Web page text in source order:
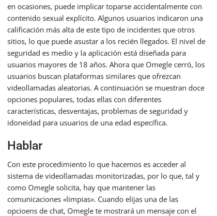
en ocasiones, puede implicar toparse accidentalmente con
contenido sexual explícito. Algunos usuarios indicaron una
calificación más alta de este tipo de incidentes que otros
sitios, lo que puede asustar a los recién llegados. El nivel de
seguridad es medio y la aplicación está diseñada para
usuarios mayores de 18 años. Ahora que Omegle cerró, los
usuarios buscan plataformas similares que ofrezcan
videollamadas aleatorias. A continuación se muestran doce
opciones populares, todas ellas con diferentes
características, desventajas, problemas de seguridad y
idoneidad para usuarios de una edad específica.
Hablar
Con este procedimiento lo que hacemos es acceder al
sistema de videollamadas monitorizadas, por lo que, tal y
como Omegle solicita, hay que mantener las
comunicaciones «limpias». Cuando elijas una de las
opcioens de chat, Omegle te mostrará un mensaje con el